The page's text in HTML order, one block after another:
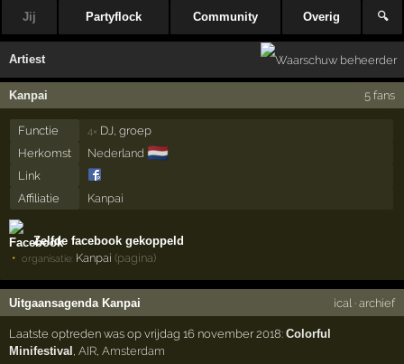
Jij Partyflock Community Overig 🔍
Artiest
Kanpai 5 fans
Functie 4× DJ, groep
Herkomst
Nederland 🇳🇱
Link
Affiliatie
Kanpai
Zelfde facebook gekoppeld
organisatie: Kanpai (pagina)
Uitgaansagenda Kanpai ical · archief
Laatste optreden was op vrijdag 16 november 2018:Colorful
Minifestival
,AIR ,Amsterdam